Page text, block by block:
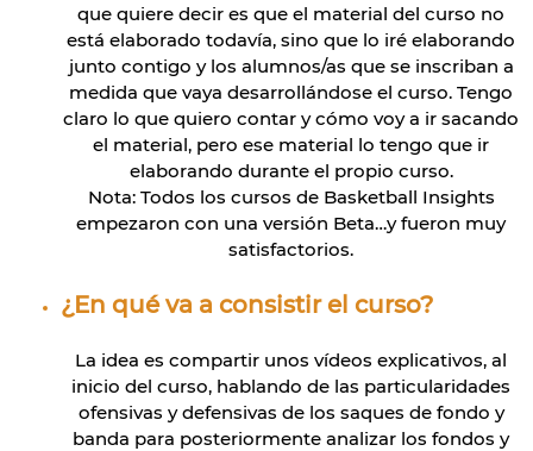
que quiere decir es que el material del curso no
está elaborado todavía, sino que lo iré elaborando
junto contigo y los alumnos/as que se inscriban a
medida que vaya desarrollándose el curso. Tengo
claro lo que quiero contar y cómo voy a ir sacando
el material, pero ese material lo tengo que ir
elaborando durante el propio curso.
Nota: Todos los cursos de Basketball Insights
empezaron con una versión Beta…y fueron muy
satisfactorios.
¿En qué va a consistir el curso?
La idea es compartir unos vídeos explicativos, al
inicio del curso, hablando de las particularidades
ofensivas y defensivas de los saques de fondo y
banda para posteriormente analizar los fondos y